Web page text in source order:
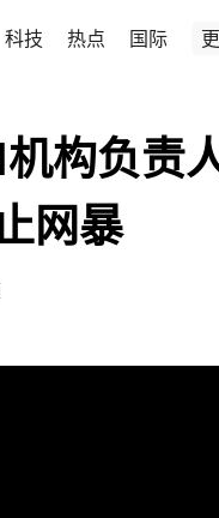
科技 热点 国际
构负责
网暴